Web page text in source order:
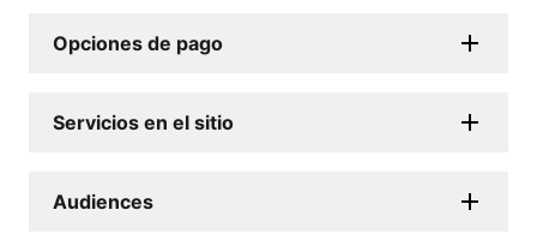
Opciones de pago
Servicios en el sitio
Audiences